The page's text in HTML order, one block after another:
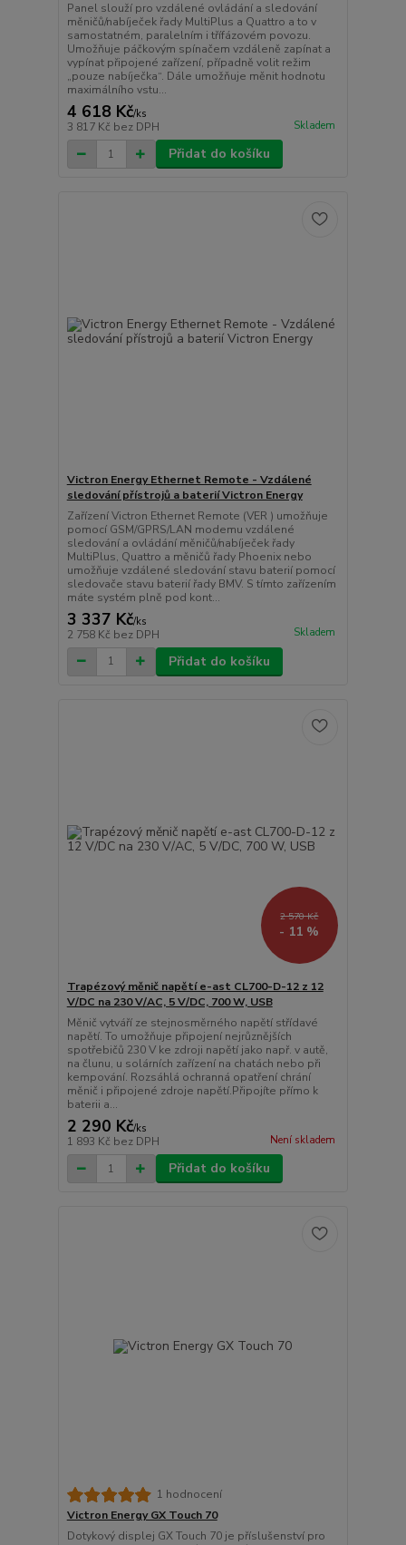
Panel slouží pro vzdálené ovládání a sledování
měničů/nabíječek řady MultiPlus a Quattro a to v
samostatném, paralelním i třífázovém povozu.
Umožňuje páčkovým spínačem vzdáleně zapínat a
vypínat připojené zařízení, případně volit režim
„pouze nabíječka“. Dále umožňuje měnit hodnotu
maximálního vstu...
4 618 Kč/ks
3 817 Kč bez DPH Skladem
Přidat do košíku
Victron Energy Ethernet Remote - Vzdálené
sledování přístrojů a baterií Victron Energy
Zařízení Victron Ethernet Remote (VER ) umožňuje
pomocí GSM/GPRS/LAN modemu vzdálené
sledování a ovládání měničů/nabíječek řady
MultiPlus, Quattro a měničů řady Phoenix nebo
umožňuje vzdálené sledování stavu baterií pomocí
sledovače stavu baterií řady BMV. S tímto zařízením
máte systém plně pod kont...
3 337 Kč/ks
2 758 Kč bez DPH Skladem
Přidat do košíku
2 570 Kč
- 11 %
Trapézový měnič napětí e-ast CL700-D-12 z 12
V/DC na 230 V/AC, 5 V/DC, 700 W, USB
Měnič vytváří ze stejnosměrného napětí střídavé
napětí. To umožňuje připojení nejrůznějších
spotřebičů 230 V ke zdroji napětí jako např. v autě,
na člunu, u solárních zařízení na chatách nebo při
kempování. Rozsáhlá ochranná opatření chrání
měnič i připojené zdroje napětí.Připojíte přímo k
baterii a...
2 290 Kč/ks
1 893 Kč bez DPH Není skladem
Přidat do košíku
1 hodnocení
Victron Energy GX Touch 70
Dotykový displej GX Touch 70 je příslušenství pro